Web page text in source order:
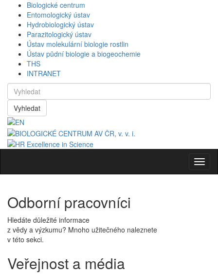
Biologické centrum
Entomologický ústav
Hydrobiologický ústav
Parazitologický ústav
Ústav molekulární biologie rostlin
Ústav půdní biologie a biogeochemie
THS
INTRANET
Vyhledat
Odborní pracovníci
Hledáte důležité informace
z vědy a výzkumu? Mnoho užitečného naleznete
v této sekci.
Veřejnost a média